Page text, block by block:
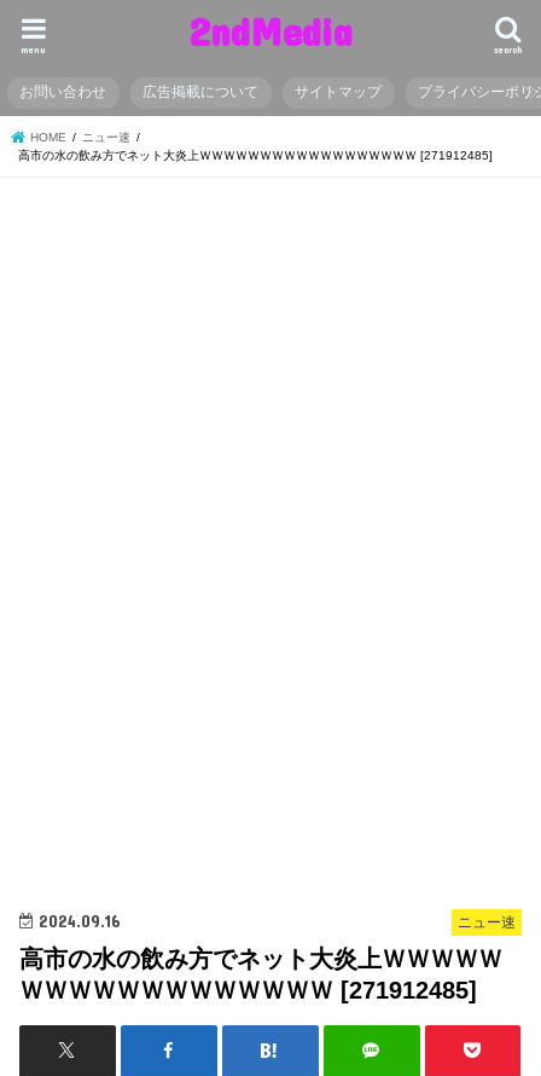
2ndMedia search
menu
お問い合わせ 広告掲載について サイトマップ プライバシーポリ
HOME
ニュー速
高市の水の飲み方でネット大炎上ＷＷＷＷＷＷＷＷＷＷＷＷＷＷＷＷＷＷ [271912485]
ニュー速
2024.09.16
高市の水の飲み方でネット大炎上ＷＷＷＷＷ
ＷＷＷＷＷＷＷＷＷＷＷＷＷ [271912485]